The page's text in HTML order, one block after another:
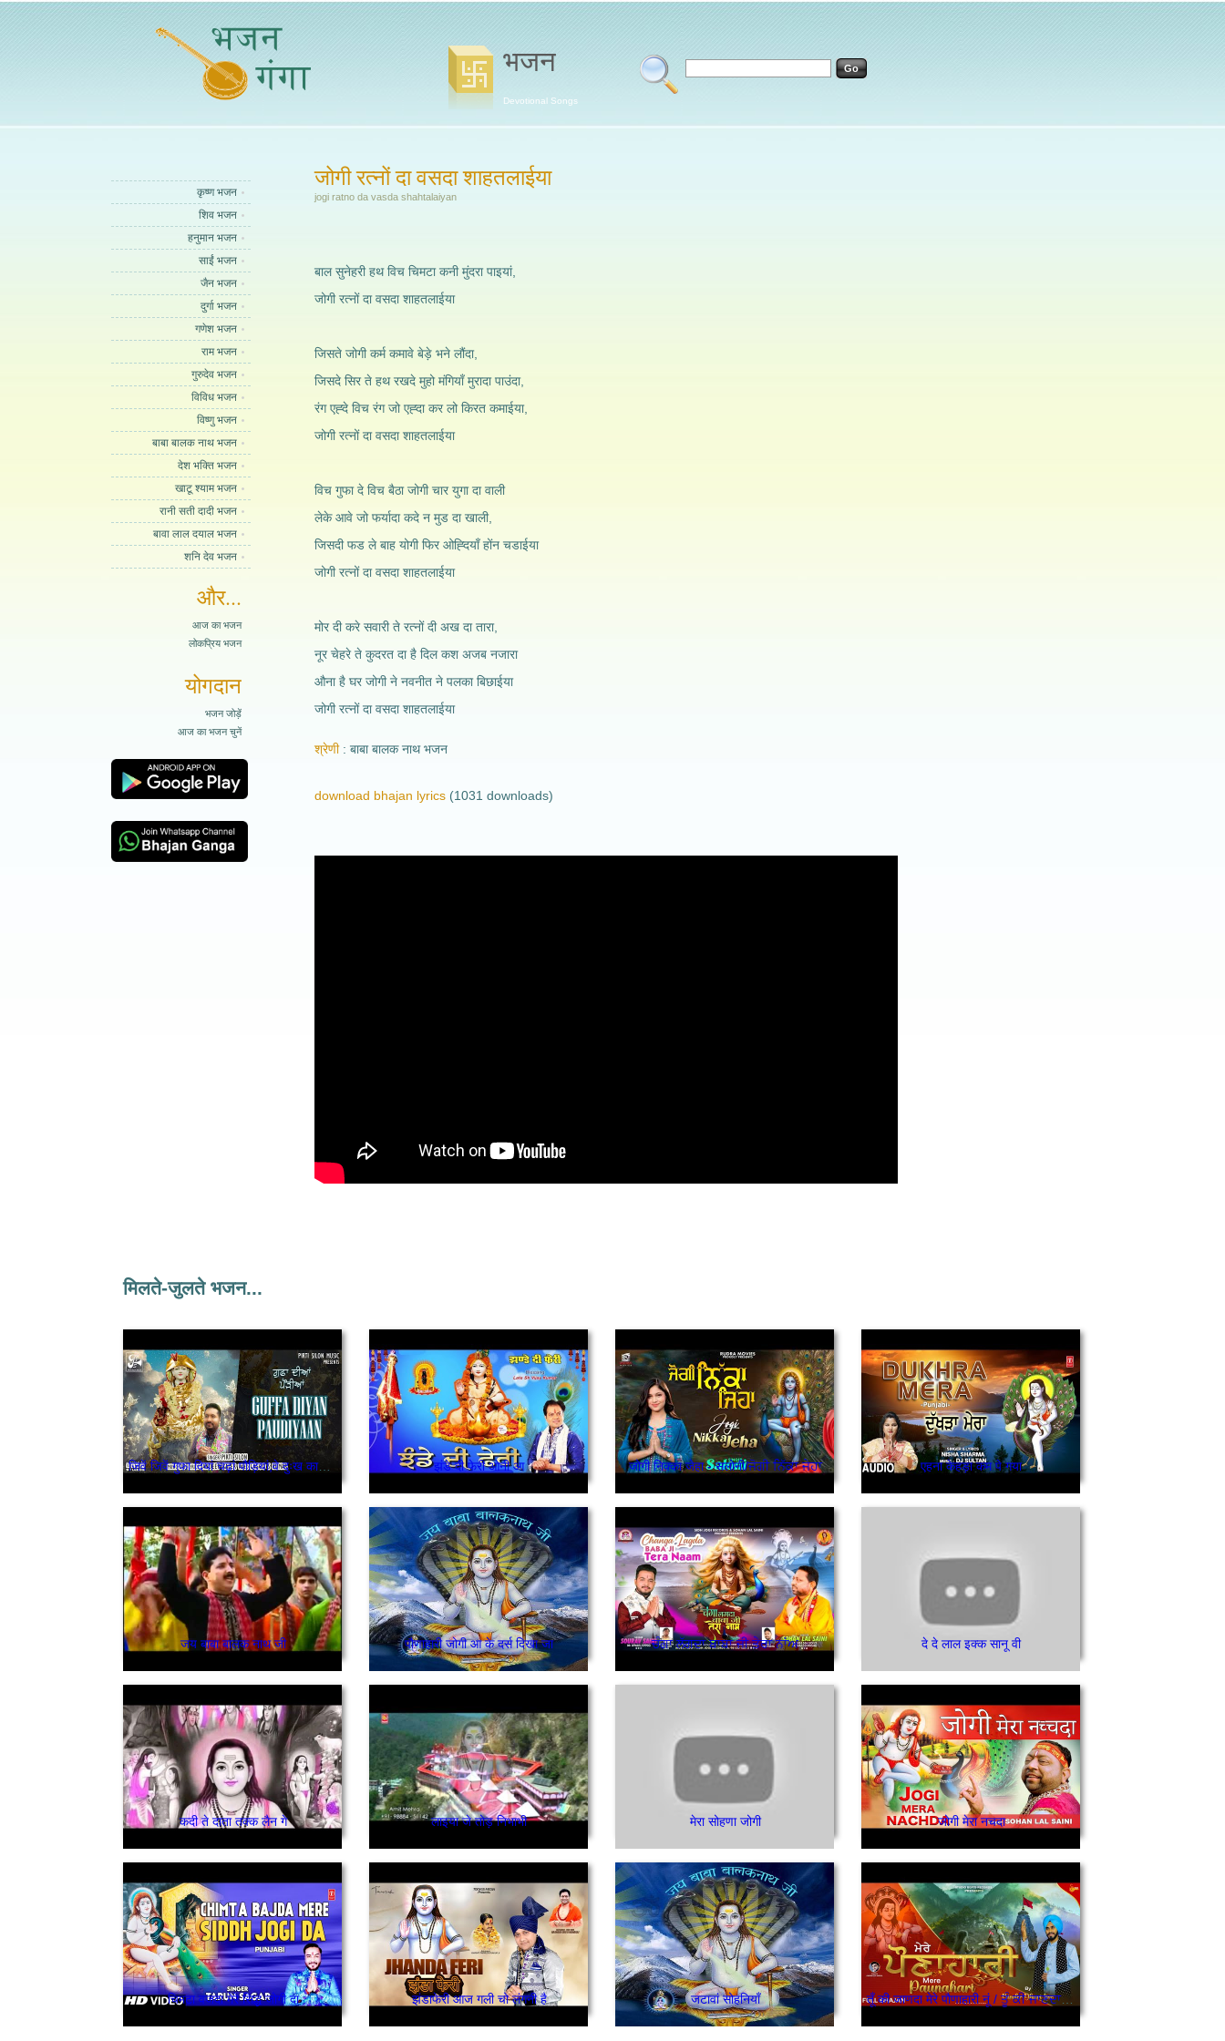
भजन
Devotional Songs
कृष्ण भजन
शिव भजन
हनुमान भजन
साईं भजन
जैन भजन
दुर्गा भजन
गणेश भजन
राम भजन
गुरुदेव भजन
विविध भजन
विष्णु भजन
बाबा बालक नाथ भजन
देश भक्ति भजन
खाटू श्याम भजन
रानी सती दादी भजन
बावा लाल दयाल भजन
शनि देव भजन
और...
आज का भजन
लोकप्रिय भजन
योगदान
भजन जोड़ें
आज का भजन चुनें
जोगी रत्नों दा वसदा शाहतलाईया
jogi ratno da vasda shahtalaiyan
बाल सुनेहरी हथ विच चिमटा कनी मुंदरा पाइयां,
जोगी रत्नों दा वसदा शाहतलाईया
जिसते जोगी कर्म कमावे बेड़े भने लौंदा,
जिसदे सिर ते हथ रखदे मुहो मंगियाँ मुरादा पाउंदा,
रंग एह्दे विच रंग जो एह्दा कर लो किरत कमाईया,
जोगी रत्नों दा वसदा शाहतलाईया
विच गुफा दे विच बैठा जोगी चार युगा दा वाली
लेके आवे जो फर्यादा कदे न मुड दा खाली,
जिसदी फड ले बाह योगी फिर ओह्दियाँ होंन चडाईया
जोगी रत्नों दा वसदा शाहतलाईया
मोर दी करे सवारी ते रत्नों दी अख दा तारा,
नूर चेहरे ते कुदरत दा है दिल कश अजब नजारा
औना है घर जोगी ने नवनीत ने पलका बिछाईया
जोगी रत्नों दा वसदा शाहतलाईया
श्रेणी बाबा बालक नाथ भजन
download bhajan lyrics (1031 downloads)
मिलते-जुलते भजन...
जिवें जिवें गुफा दियां चढ़ां पौड़ियां,वे दुःख काटदे जोगिया मेरे झंडे दी फेरी ओनी आ जोगी निक्का जेहा - सलोनी/ਜੋਗੀ ਨਿੱਕਾ ਜੇਹਾ एहना केहड़ा कम पे गया
जय बाबा बालक नाथ जी पौणाहारी जोगी आ के दर्स दिखा जा ਚੰਗਾ ਲੱਗਦਾ ਬਾਬਾ ਜੀ ਤੇਰਾ ਨਾਂਅ दे दे लाल इक्क सानू वी
कदी ते दाता तक्क लैन गे लाइया जे तोड़ निभाभी मेरा सोहणा जोगी जोगी मेरा नचदा
चिमटा वजदा मेरे सिद्ध जोगी दा झंडाफेरी आज गली चो लंगनी है जटावां सोहनियाँ तूँ की जाणदा मेरे पौणाहारी नूं / ਤੂੰ ਕੀ ਜਾਣਦਾ ਮੇਰੇ ਪੌਣਾਹਾਰੀ ਨੂੰ